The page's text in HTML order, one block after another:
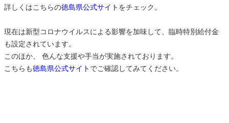
詳しくはこちらの徳島県公式サイト をチェック。
現在は新型コロナウイルスによる影響を加味して、臨時特別給付金
も設定されています。
このほか、 色んな支援や手当が実施されております。
こちらも徳島県公式サイト でご確認してみてください。